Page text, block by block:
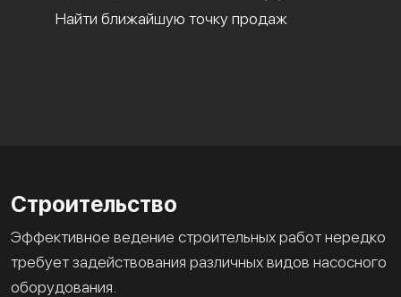
Найти ближайшую точку продаж
Строительство
Эффективное ведение строительных работ нередко
требует задействования различных видов насосного
оборудования.